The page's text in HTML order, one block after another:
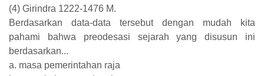
(4) Girindra 1222-1476 M.
Berdasarkan data-data tersebut dengan mudah kita
pahami bahwa preodesasi sejarah yang disusun ini
berdasarkan...
a. masa pemerintahan raja